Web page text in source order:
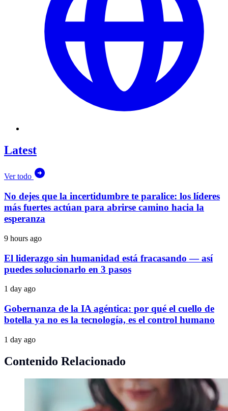
Latest
Ver todo
No dejes que la incertidumbre te paralice: los líderes
más fuertes actúan para abrirse camino hacia la
esperanza
9 hours ago
El liderazgo sin humanidad está fracasando — así
puedes solucionarlo en 3 pasos
1 day ago
Gobernanza de la IA agéntica: por qué el cuello de
botella ya no es la tecnología, es el control humano
1 day ago
Contenido Relacionado